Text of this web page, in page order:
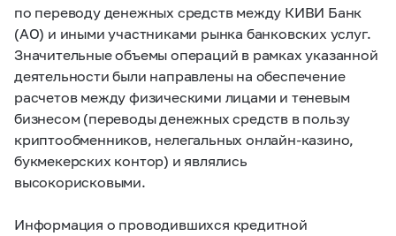
по переводу денежных средств между КИВИ Банк
(АО) и иными участниками рынка банковских услуг.
Значительные объемы операций в рамках указанной
деятельности были направлены на обеспечение
расчетов между физическими лицами и теневым
бизнесом (переводы денежных средств в пользу
криптообменников, нелегальных онлайн-казино,
букмекерских контор) и являлись
высокорисковыми.
Информация о проводившихся кредитной